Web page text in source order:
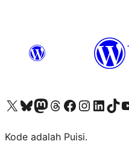
Kunjungi akun X (sebelumnya Twitter) kamiVisit our Bluesky account
Kunjungi akun Mastodon kami
Visit our Threads account
Kunjungi halaman Facebook kamiKunjungi akun Instagram kamiKunjungi akun LinkedIn kami
Visit our
Kode adalah Puisi.